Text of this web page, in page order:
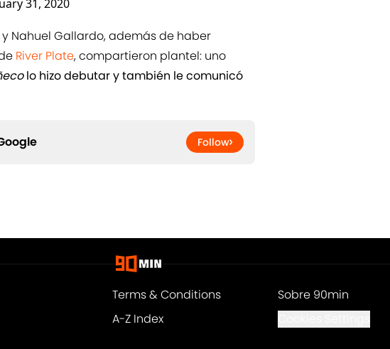
31, 2020
Nahuel Gallardo, además de haber
River Plate, compartieron plantel: uno
lo hizo debutar y también le comunicó
Follow
Terms & Conditions Sobre 90min
A-Z Index